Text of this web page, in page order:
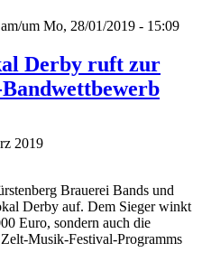
am/um Mo, 28/01/2019 - 15:09
Derby ruft zur
2019
Brauerei Bands und
Derby auf. Dem Sieger winkt
Euro, sondern auch die
Musik-Festival-Programms